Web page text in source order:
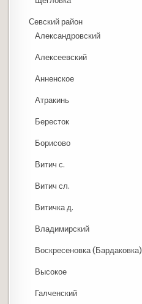
Севский район
Александровский
Алексеевский
Анненское
Атракинь
Бересток
Борисово
Витич с.
Витич сл.
Витичка д.
Владимирский
Воскресеновка (Бардаковка)
Высокое
Галченский